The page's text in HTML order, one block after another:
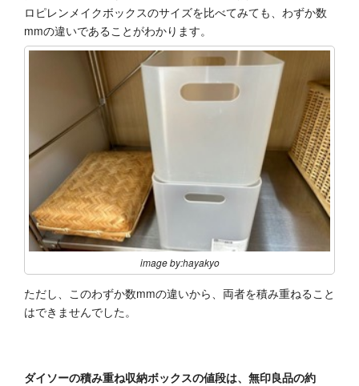
ロピレンメイクボックスのサイズを比べてみても、わずか数
mmの違いであることがわかります。
image by:hayakyo
ただし、このわずか数mmの違いから、両者を積み重ねること
はできませんでした。
ダイソーの積み重ね収納ボックスの値段は、無印良品の約